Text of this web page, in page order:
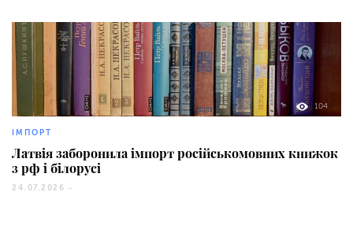
104
ІМПОРТ
Латвія заборонила імпорт російськомовних книжок
з рф і білорусі
24.07.2026 -